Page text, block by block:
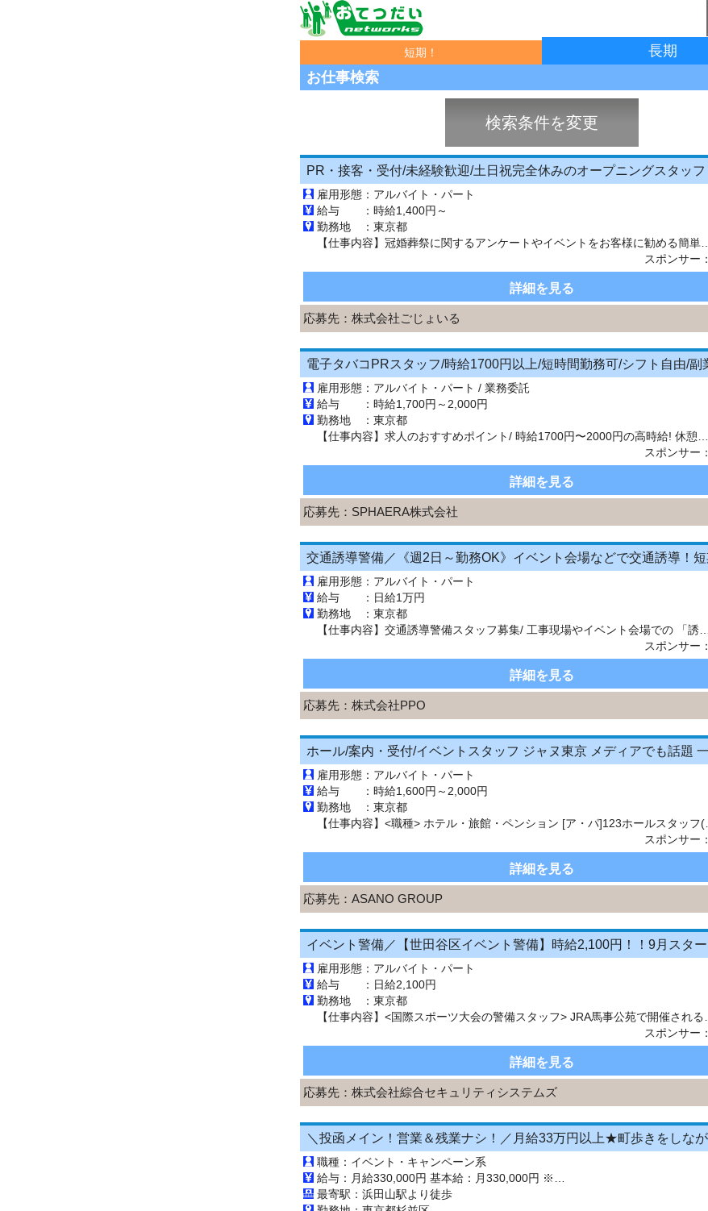
短期！
長期
お仕事検索
検索条件を変更
PR・接客・受付/未経験歓迎/土日祝完全休みのオープニングスタッフ
雇用形態： アルバイト・パート
給与 ： 時給1,400円～
勤務地 ： 東京都
スポンサー：
詳細を見る
応募先： 株式会社ごじょいる
雇用形態： アルバイト・パート / 業務委託
給与 ： 時給1,700円～2,000円
勤務地 ： 東京都
スポンサー：
詳細を見る
応募先： SPHAERA株式会社
雇用形態： アルバイト・パート
給与 ： 日給1万円
勤務地 ： 東京都
スポンサー：
詳細を見る
応募先： 株式会社PPO
雇用形態： アルバイト・パート
給与 ： 時給1,600円～2,000円
勤務地 ： 東京都
スポンサー：
詳細を見る
応募先： ASANO GROUP
雇用形態： アルバイト・パート
給与 ： 日給2,100円
勤務地 ： 東京都
スポンサー：
詳細を見る
応募先： 株式会社綜合セキュリティシステムズ
職種：イベント・キャンペーン系
最寄駅：浜田山駅より徒歩